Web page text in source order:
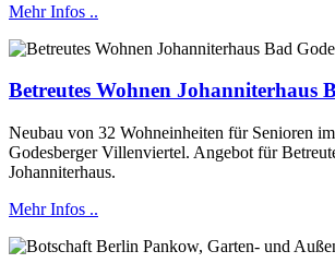
Mehr Infos ..
Betreutes Wohnen Johanniterhaus
Neubau von 32 Wohneinheiten für Senioren
Godesberger Villenviertel. Angebot für
Johanniterhaus.
Mehr Infos ..